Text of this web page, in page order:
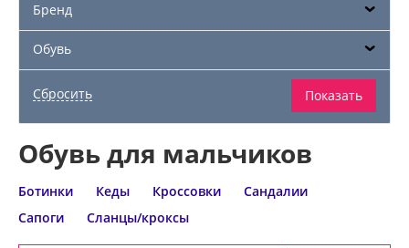
Бренд
Обувь
Обувь для мальчиков
Ботинки Кеды Кроссовки
Сандалии
Сапоги
Сланцы/кроксы